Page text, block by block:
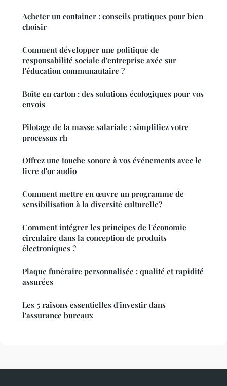
Acheter un container : conseils pratiques pour bien
choisir
Comment développer une politique de
responsabilité sociale d'entreprise axée sur
l'éducation communautaire ?
Boîte en carton : des solutions écologiques pour vos
envois
Pilotage de la masse salariale : simplifiez votre
processus rh
Offrez une touche sonore à vos événements avec le
livre d'or audio
Comment mettre en œuvre un programme de
sensibilisation à la diversité culturelle?
Comment intégrer les principes de l'économie
circulaire dans la conception de produits
électroniques ?
Plaque funéraire personnalisée : qualité et rapidité
assurées
Les 5 raisons essentielles d'investir dans
l'assurance bureaux